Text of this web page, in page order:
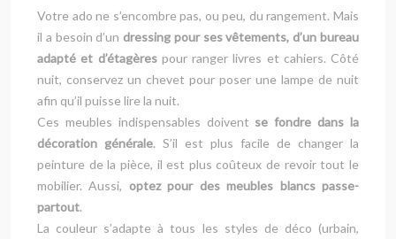
Votre ado ne s’encombre pas, ou peu, du rangement. Mais
il a besoin d’un dressing pour ses vêtements, d’un bureau
adapté et d’étagèrespour ranger livres et cahiers. Côté
nuit, conservez un chevet pour poser une lampe de nuit
afin qu’il puisse lire la nuit.
Ces meubles indispensables doivent se fondre dans la
décoration générale. S’il est plus facile de changer la
peinture de la pièce, il est plus coûteux de revoir tout le
mobilier. Aussi, optez pour des meubles blancs passe-
partout.
La couleur s’adapte à tous les styles de déco (urbain,